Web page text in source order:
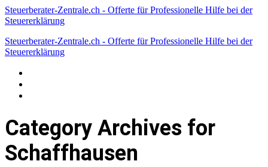
Steuerberater-Zentrale.ch - Offerte für Professionelle Hilfe bei der
Steuererklärung
Steuerberater-Zentrale.ch - Offerte für Professionelle Hilfe bei der
Steuererklärung
Category Archives for
Schaffhausen